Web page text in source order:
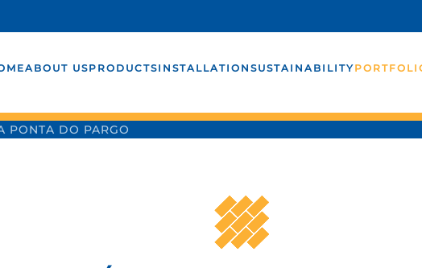
ABOUT USPRODUCTSINSTALLATION SUSTAINABILITY
PONTA DO PARGO